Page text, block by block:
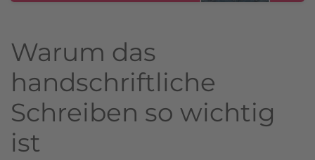
Warum das
handschriftliche
Schreiben so wichtig
ist